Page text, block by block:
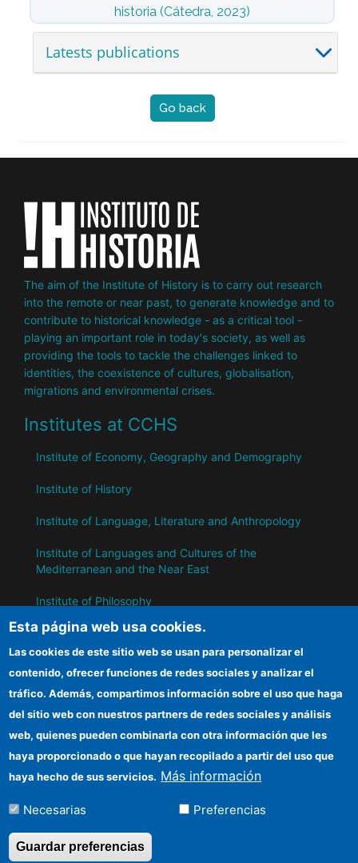
historia (Cátedra, 2023)
Latests publications
Go back
The aim of the Institute of History is to carry out research
into the remote or near past, to generate knowledge and to
contribute to historical knowledge - as a critical tool -
playing an important role in today's society, as well as
providing the tools to tackle the challenges linked to
identities, the coexistence of cultures, globalisation,
migrations and environmental crises.
Institutes at CCHS
Institute of Economy, Geography and Demography
Institute of History
Institute of Language, Literature and Anthropology
Institute of Languages ​​and Cultures of the
Mediterranean and the Near East
Institute of Philosophy
Institute of Public Policies and Goods
IH
CSIC Electronic Office
Information for suppliers
Funding entities
Location
Esta página web usa cookies.
Las cookies de este sitio web se usan para personalizar el
contenido, ofrecer funciones de redes sociales y analizar el
tráfico. Además, compartimos información sobre el uso que haga
del sitio web con nuestros partners de redes sociales y análisis
web, quienes pueden combinarla con otra información que les
haya proporcionado o que hayan recopilado a partir del uso que
haya hecho de sus servicios. Más información
Necesarias Preferencias
Guardar preferencias